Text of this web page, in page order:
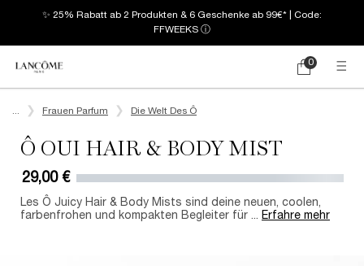
✨ 25% Rabatt ab 2 Produkten & 6 Geschenke ab 99€* | Code:
FFWEEKS ⓘ
Mein
0
0 produkt
Frauen Parfum Die Welt Des Ô
Ô OUI HAIR & BODY MIST
29,00 €
Les Ô Juicy Hair & Body Mists sind deine neuen, coolen,
farbenfrohen und kompakten Begleiter für ... Erfahre mehr